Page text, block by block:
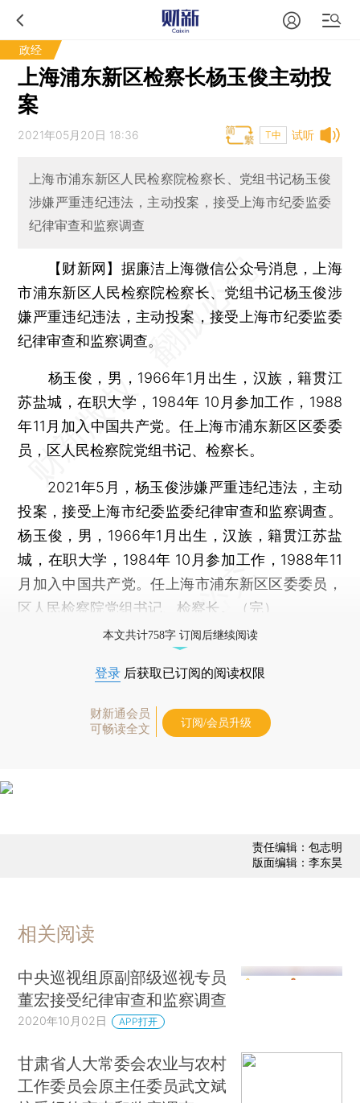
政经
上海浦东新区检察长杨玉俊主动投
案
试听
2021年05月20日 18:36 T中
上海市浦东新区人民检察院检察长、党组书记杨玉俊
涉嫌严重违纪违法，主动投案，接受上海市纪委监委
纪律审查和监察调查
【财新网】 据廉洁上海微信公众号消息，上海
市浦东新区人民检察院检察长、党组书记杨玉俊涉
嫌严重违纪违法，主动投案，接受上海市纪委监委
纪律审查和监察调查。
杨玉俊，男，1966年1月出生，汉族，籍贯江
苏盐城，在职大学，1984年 10月参加工作，1988
年11月加入中国共产党。任上海市浦东新区区委委
员，区人民检察院党组书记、检察长。
2021年5月，杨玉俊涉嫌严重违纪违法，主动
投案，接受上海市纪委监委纪律审查和监察调查。
杨玉俊，男，1966年1月出生，汉族，籍贯江苏盐
城，在职大学，1984年 10月参加工作，1988年11
月加入中国共产党。任上海市浦东新区区委委员，
区人民检察院党组书记、检察长。（完）
本文共计758字 订阅后继续阅读
登录 后获取已订阅的阅读权限
财新通会员
可畅读全文
订阅/会员升级
责任编辑：包志明
版面编辑：李东昊
相关阅读
中央巡视组原副部级巡视专员
董宏接受纪律审查和监察调查
2020年10月02日 APP打开
甘肃省人大常委会农业与农村
工作委员会原主任委员武文斌